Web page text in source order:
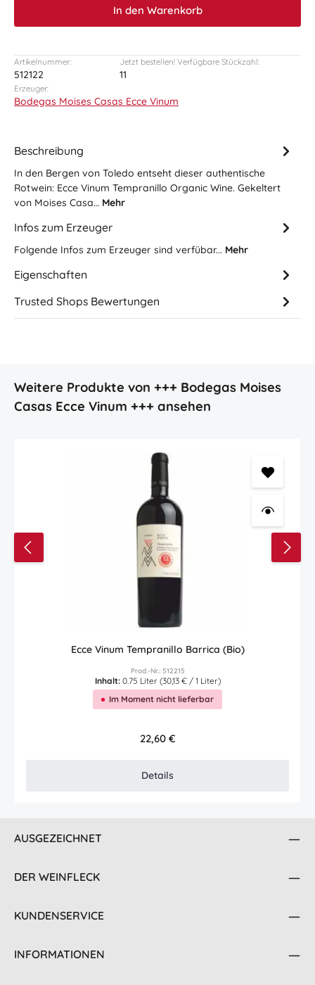
In den Warenkorb
Artikelnummer:
512122
Jetzt bestellen! Verfügbare Stückzahl:
11
Erzeuger:
Bodegas Moises Casas Ecce Vinum
Beschreibung
In den Bergen von Toledo entseht dieser authentische
Rotwein: Ecce Vinum Tempranillo Organic Wine. Gekeltert
von Moises Casa… Mehr
Infos zum Erzeuger
Folgende Infos zum Erzeuger sind verfübar... Mehr
Eigenschaften
Trusted Shops Bewertungen
Produktgalerie überspringen
Weitere Produkte von +++ Bodegas Moises
Casas Ecce Vinum +++ ansehen
Ecce Vinum Tempranillo Barrica (Bio)
Prod.-Nr.: 512215
Inhalt: 0.75 Liter (30,13 € / 1 Liter)
Im Moment nicht lieferbar
Regulärer Preis:
22,60 €
Details
AUSGEZEICHNET
DER WEINFLECK
KUNDENSERVICE
INFORMATIONEN